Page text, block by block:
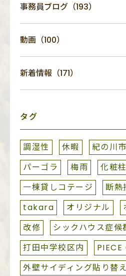
事務員ブログ（193）
動画（100）
新着情報（171）
タグ
調湿性 休暇
紀の川
パーゴラ
梅雨
化粧柱
一棟貸しコテージ
断熱
takara
オリジナル
改修
シックハウス症候
打田中学校区内
PIECE
外壁サイディング貼り替え